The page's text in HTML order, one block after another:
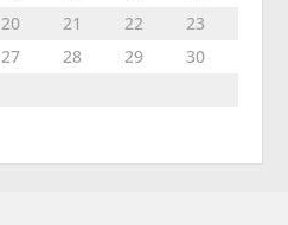
20 21 22
23
27 28 29
30